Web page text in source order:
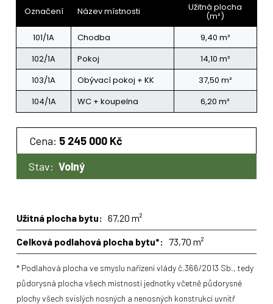
Označení Název místnosti Užitná plocha
(m²)
101/1A
Chodba
9,40 m²
102/1A
Pokoj
14,10 m²
103/1A
Obývací pokoj + KK
37,50 m²
104/1A
WC + koupelna 6,20 m²
Cena: 5 245 000 Kč
Stav: Volný
Užitná plocha bytu: 67,20 m²
Celková podlahová plocha bytu*: 73,70 m²
* Podlahová plocha ve smyslu nařízení vlády č.366/2013 Sb., tedy
půdorysná plocha všech místností jednotky včetně půdorysné
plochy všech svislých nosných a nenosných konstrukcí uvnitř